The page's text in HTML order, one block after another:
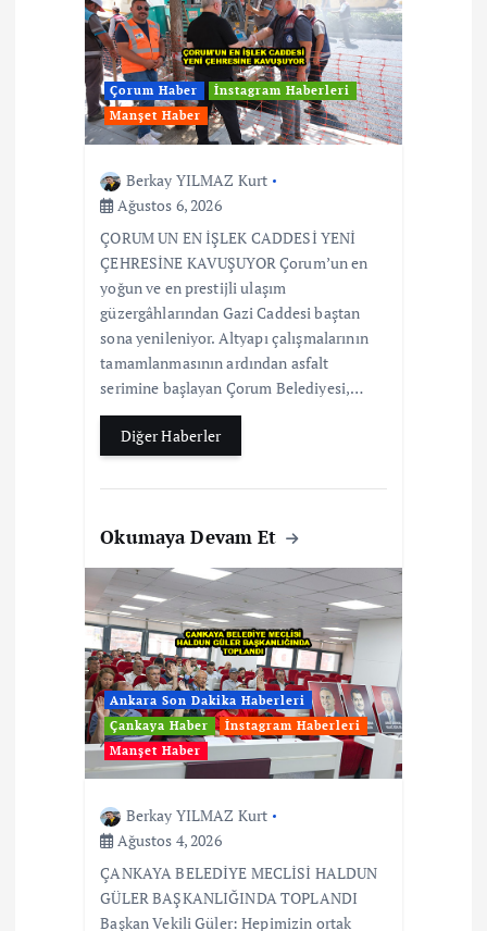
Çorum Haber
İnstagram Haberleri
Manşet Haber
Berkay YILMAZ Kurt
Ağustos 6, 2026
ÇORUM UN EN İŞLEK CADDESİ YENİ
ÇEHRESİNE KAVUŞUYOR Çorum’un en
yoğun ve en prestijli ulaşım
güzergâhlarından Gazi Caddesi baştan
sona yenileniyor. Altyapı çalışmalarının
tamamlanmasının ardından asfalt
serimine başlayan Çorum Belediyesi,…
Diğer Haberler
Okumaya Devam Et
Ankara Son Dakika Haberleri
Çankaya Haber
İnstagram Haberleri
Manşet Haber
Berkay YILMAZ Kurt
Ağustos 4, 2026
ÇANKAYA BELEDİYE MECLİSİ HALDUN
GÜLER BAŞKANLIĞINDA TOPLANDI
Başkan Vekili Güler: Hepimizin ortak